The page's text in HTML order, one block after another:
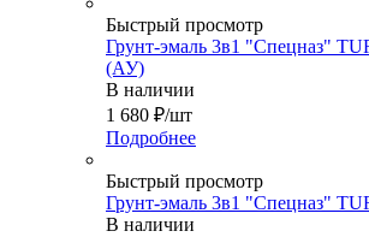
Быстрый просмотр
Грунт-эмаль 3в1 "Спецназ"
(АУ)
В наличии
1 680 ₽/шт
Подробнее
Быстрый просмотр
Грунт-эмаль 3в1 "Спецназ"
В наличии